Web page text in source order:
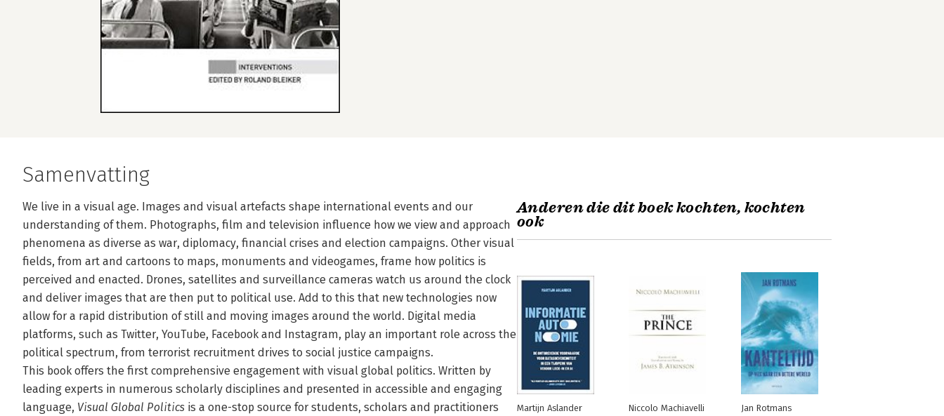
Samenvatting
We live in a visual age. Images and visual artefacts shape international events and our
understanding of them. Photographs, film and television influence how we view and approach
phenomena as diverse as war, diplomacy, financial crises and election campaigns. Other visual
fields, from art and cartoons to maps, monuments and videogames, frame how politics is
perceived and enacted. Drones, satellites and surveillance cameras watch us around the clock
and deliver images that are then put to political use. Add to this that new technologies now
allow for a rapid distribution of still and moving images around the world. Digital media
platforms, such as Twitter, YouTube, Facebook and Instagram, play an important role across the
political spectrum, from terrorist recruitment drives to social justice campaigns.
This book offers the first comprehensive engagement with visual global politics. Written by
leading experts in numerous scholarly disciplines and presented in accessible and engaging
language, Visual Global Politics is a one-stop source for students, scholars and practitioners
Anderen die dit boek kochten, kochten
ook
Martijn Aslander Niccolo Machiavelli Jan Rotmans